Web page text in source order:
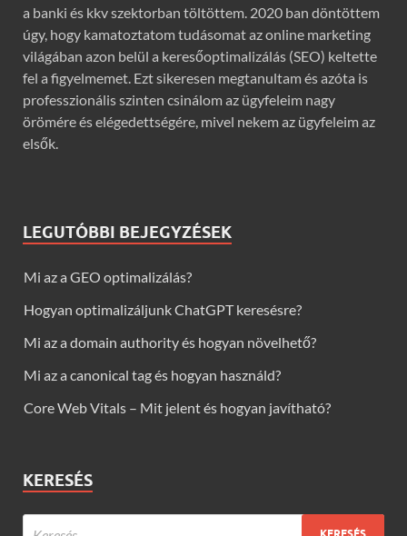
a banki és kkv szektorban töltöttem. 2020 ban döntöttem
úgy, hogy kamatoztatom tudásomat az online marketing
világában azon belül a keresőoptimalizálás (SEO) keltette
fel a figyelmemet. Ezt sikeresen megtanultam és azóta is
professzionális szinten csinálom az ügyfeleim nagy
örömére és elégedettségére, mivel nekem az ügyfeleim az
elsők.
LEGUTÓBBI BEJEGYZÉSEK
Mi az a GEO optimalizálás?
Hogyan optimalizáljunk ChatGPT keresésre?
Mi az a domain authority és hogyan növelhető?
Mi az a canonical tag és hogyan használd?
Core Web Vitals – Mit jelent és hogyan javítható?
KERESÉS